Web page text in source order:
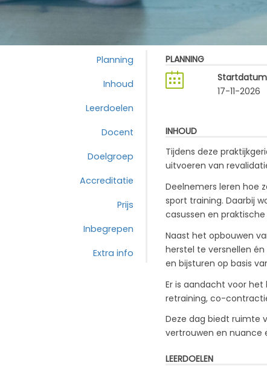
Planning
Inhoud
Leerdoelen
Docent
Doelgroep
Accreditatie
Prijs
Inbegrepen
Extra info
PLANNING
Startdatum
17-11-2026
INHOUD
Tijdens deze
uitvoeren van
Deelnemers leren hoe
sport training. Daarbij
casussen en
Naast het opbouwen
herstel te versnellen
en bijsturen op basis
Er is aandacht voor
retraining, co-
Deze dag biedt ruimte
vertrouwen en nuance
LEERDOELEN